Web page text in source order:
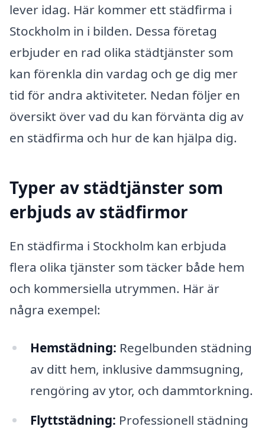
lever idag. Här kommer ett städfirma i
Stockholm in i bilden. Dessa företag
erbjuder en rad olika städtjänster som
kan förenkla din vardag och ge dig mer
tid för andra aktiviteter. Nedan följer en
översikt över vad du kan förvänta dig av
en städfirma och hur de kan hjälpa dig.
Typer av städtjänster som
erbjuds av städfirmor
En städfirma i Stockholm kan erbjuda
flera olika tjänster som täcker både hem
och kommersiella utrymmen. Här är
några exempel:
Hemstädning: Regelbunden städning
av ditt hem, inklusive dammsugning,
rengöring av ytor, och dammtorkning.
Flyttstädning: Professionell städning